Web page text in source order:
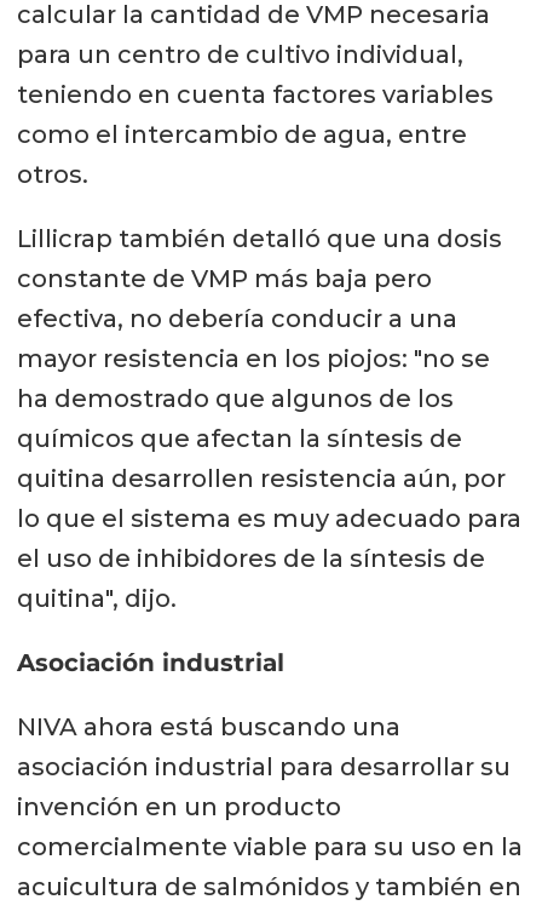
calcular la cantidad de VMP necesaria
para un centro de cultivo individual,
teniendo en cuenta factores variables
como el intercambio de agua, entre
otros.
Lillicrap también detalló que una dosis
constante de VMP más baja pero
efectiva, no debería conducir a una
mayor resistencia en los piojos: "no se
ha demostrado que algunos de los
químicos que afectan la síntesis de
quitina desarrollen resistencia aún, por
lo que el sistema es muy adecuado para
el uso de inhibidores de la síntesis de
quitina", dijo.
Asociación industrial
NIVA ahora está buscando una
asociación industrial para desarrollar su
invención en un producto
comercialmente viable para su uso en la
acuicultura de salmónidos y también en